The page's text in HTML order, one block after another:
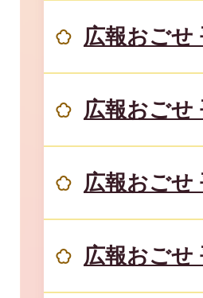
広報おごせ
広報おごせ
広報おごせ
広報おごせ